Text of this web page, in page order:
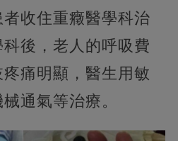
收住重癥醫學科治
後，老人的呼吸費
痛明顯，醫生用敏
通氣等治療。